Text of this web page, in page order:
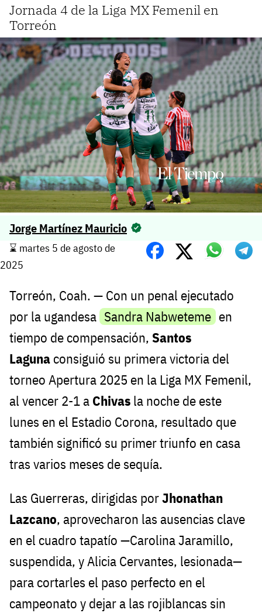
Jornada 4 de la Liga MX Femenil en
Torreón
Jorge Martínez Mauricio
⌛️ martes 5 de agosto de
2025
Torreón, Coah. — Con un penal ejecutado
por la ugandesa Sandra Nabweteme en
tiempo de compensación, Santos
Laguna consiguió su primera victoria del
torneo Apertura 2025 en la Liga MX Femenil,
al vencer 2-1 a Chivas la noche de este
lunes en el Estadio Corona, resultado que
también significó su primer triunfo en casa
tras varios meses de sequía.
Las Guerreras, dirigidas porJhonathan
Lazcano, aprovecharon las ausencias clave
en el cuadro tapatío —Carolina Jaramillo,
suspendida, y Alicia Cervantes, lesionada—
para cortarles el paso perfecto en el
campeonato y dejar a las rojiblancas sin